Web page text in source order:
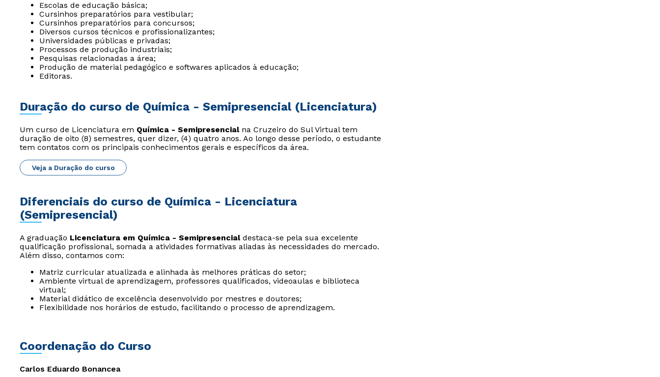
Escolas de educação básica;
Cursinhos preparatórios para vestibular;
Cursinhos preparatórios para concursos;
Diversos cursos técnicos e profissionalizantes;
Universidades públicas e privadas;
Processos de produção industriais;
Pesquisas relacionadas a área;
Produção de material pedagógico e softwares aplicados à educação;
Editoras.
Duração do curso de Química - Semipresencial (Licenciatura)
Um curso de Licenciatura em Química - Semipresencialna Cruzeiro do Sul Virtual tem
duração de oito (8) semestres, quer dizer, (4) quatro anos. Ao longo desse período, o estudante
tem contatos com os principais conhecimentos gerais e específicos da área.
Veja a Duração do curso
Diferenciais do curso de Química - Licenciatura
(Semipresencial)
A graduação Licenciatura em Química - Semipresencialdestaca-se pela sua excelente
qualificação profissional, somada a atividades formativas aliadas às necessidades do mercado.
Além disso, contamos com:
Matriz curricular atualizada e alinhada às melhores práticas do setor;
Ambiente virtual de aprendizagem, professores qualificados, videoaulas e biblioteca
virtual;
Material didático de excelência desenvolvido por mestres e doutores;
Flexibilidade nos horários de estudo, facilitando o processo de aprendizagem.
Coordenação do Curso
Carlos Eduardo Bonancea